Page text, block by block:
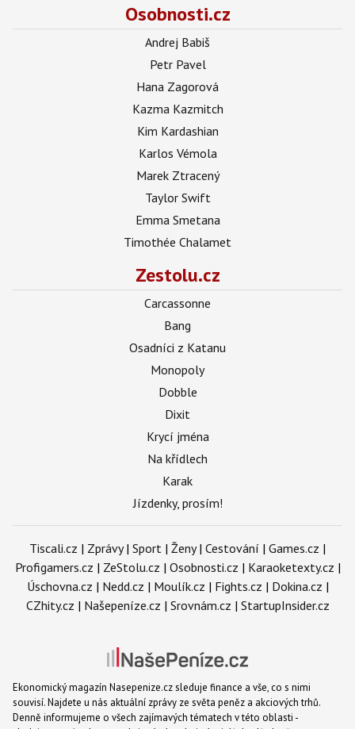
Osobnosti.cz
Andrej Babiš
Petr Pavel
Hana Zagorová
Kazma Kazmitch
Kim Kardashian
Karlos Vémola
Marek Ztracený
Taylor Swift
Emma Smetana
Timothée Chalamet
Zestolu.cz
Carcassonne
Bang
Osadníci z Katanu
Monopoly
Dobble
Dixit
Krycí jména
Na křídlech
Karak
Jízdenky, prosím!
Tiscali.cz | Zprávy| Sport | Ženy| Cestování | Games.cz |
Profigamers.cz | ZeStolu.cz | Osobnosti.cz | Karaoketexty.cz |
Úschovna.cz | Nedd.cz | Moulík.cz | Fights.cz | Dokina.cz |
CZhity.cz | Našepeníze.cz | Srovnám.cz | StartupInsider.cz
Ekonomický magazín Nasepenize.cz sleduje finance a vše, co s nimi
souvisí. Najdete u nás aktuální zprávy ze světa peněz a akciových trhů.
Denně informujeme o všech zajímavých tématech v této oblasti -